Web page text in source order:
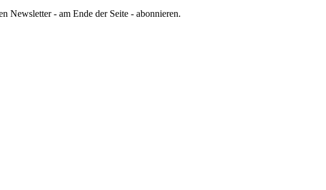
Newsletter - am Ende der Seite - abonnieren.